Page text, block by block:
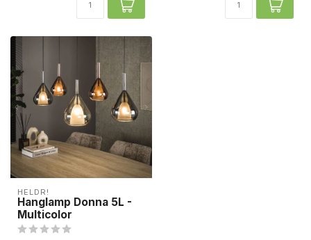
HELDR!
Hanglamp Donna 5L -
Multicolor